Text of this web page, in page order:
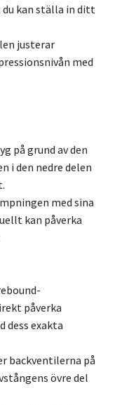
kan ställa in ditt
justerar
med
på grund av den
i den nedre delen
med sina
kan påverka
påverka
dess exakta
backventilerna på
övre del